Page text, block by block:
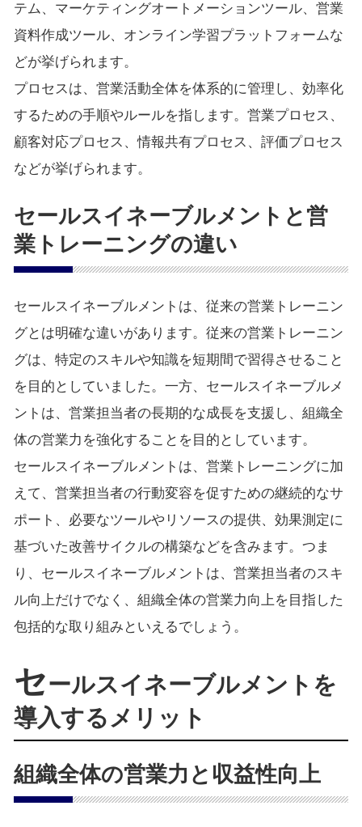
テム、マーケティングオートメーションツール、営業
資料作成ツール、オンライン学習プラットフォームな
どが挙げられます。
プロセスは、営業活動全体を体系的に管理し、効率化
するための手順やルールを指します。営業プロセス、
顧客対応プロセス、情報共有プロセス、評価プロセス
などが挙げられます。
セールスイネーブルメントと営
業トレーニングの違い
セールスイネーブルメントは、従来の営業トレーニン
グとは明確な違いがあります。従来の営業トレーニン
グは、特定のスキルや知識を短期間で習得させること
を目的としていました。一方、セールスイネーブルメ
ントは、営業担当者の長期的な成長を支援し、組織全
体の営業力を強化することを目的としています。
セールスイネーブルメントは、営業トレーニングに加
えて、営業担当者の行動変容を促すための継続的なサ
ポート、必要なツールやリソースの提供、効果測定に
基づいた改善サイクルの構築などを含みます。つま
り、セールスイネーブルメントは、営業担当者のスキ
ル向上だけでなく、組織全体の営業力向上を目指した
包括的な取り組みといえるでしょう。
セールスイネーブルメントを
導入するメリット
組織全体の営業力と収益性向上